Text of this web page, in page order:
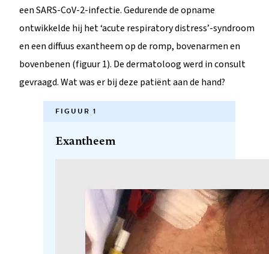
een SARS-CoV-2-infectie. Gedurende de opname
ontwikkelde hij het ‘acute respiratory distress’-syndroom
en een diffuus exantheem op de romp, bovenarmen en
bovenbenen (figuur 1). De dermatoloog werd in consult
gevraagd. Wat was er bij deze patiënt aan de hand?
FIGUUR 1
Exantheem